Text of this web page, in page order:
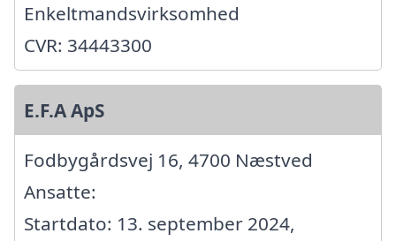
Enkeltmandsvirksomhed
CVR: 34443300
E.F.A ApS
Fodbygårdsvej 16, 4700 Næstved
Ansatte:
Startdato: 13. september 2024,